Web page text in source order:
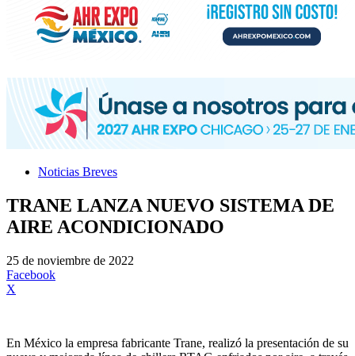
Noticias Breves
TRANE LANZA NUEVO SISTEMA DE
AIRE ACONDICIONADO
25 de noviembre de 2022
Facebook
X
En México la empresa fabricante Trane, realizó la presentación de su